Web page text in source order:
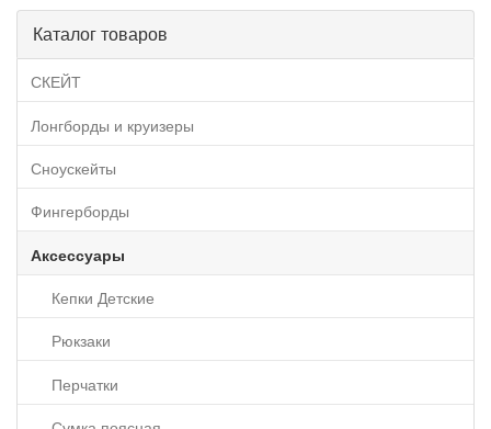
Каталог товаров
СКЕЙТ
Лонгборды и круизеры
Сноускейты
Фингерборды
Аксессуары
Кепки Детские
Рюкзаки
Перчатки